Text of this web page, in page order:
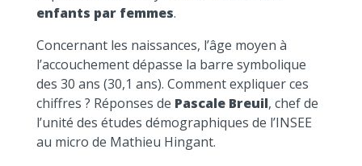
enfants par femmes.
Concernant les naissances, l’âge moyen à
l’accouchement dépasse la barre symbolique
des 30 ans (30,1 ans). Comment expliquer ces
chiffres ? Réponses de Pascale Breuil, chef de
l’unité des études démographiques de l’INSEE
au micro de Mathieu Hingant.